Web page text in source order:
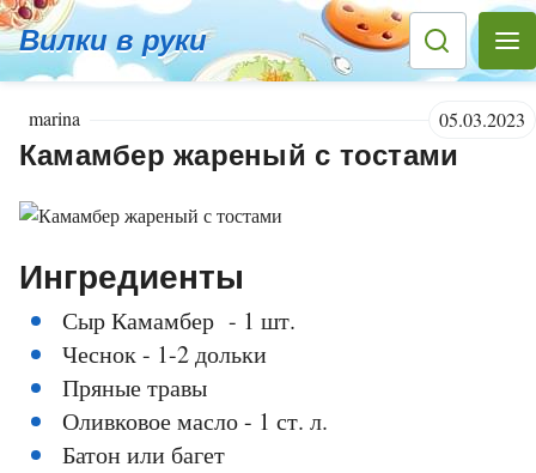
Вилки в руки
marina 05.03.2023
Камамбер жареный с тостами
Ингредиенты
Сыр Камамбер - 1 шт.
Чеснок - 1-2 дольки
Пряные травы
Оливковое масло - 1 ст. л.
Батон или багет